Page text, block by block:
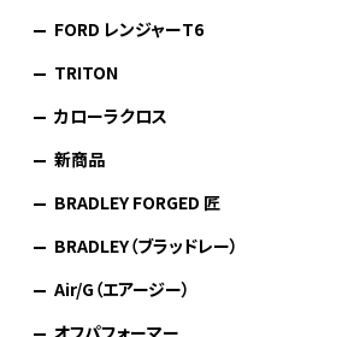
FORD レンジャーT6
TRITON
カローラクロス
新商品
BRADLEY FORGED 匠
BRADLEY（ブラッドレー）
Air/G（エアージー）